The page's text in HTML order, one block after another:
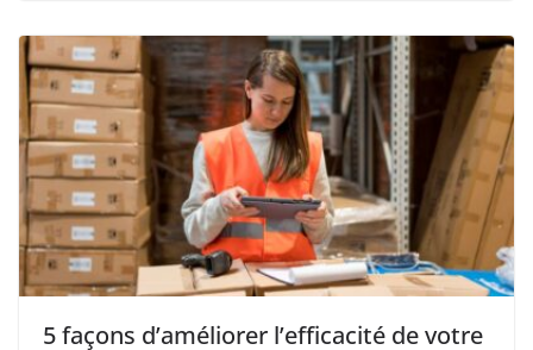
5 façons d’améliorer l’efficacité de votre